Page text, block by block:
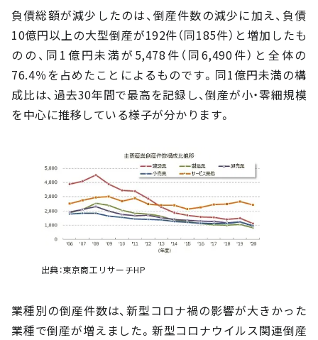
負債総額が減少したのは、倒産件数の減少に加え、負債
10億円以上の大型倒産が192件（同185件）と増加したも
のの、同1億円未満が5,478件（同6,490件）と全体の
76.4％を占めたことによるものです。同1億円未満の構
成比は、過去30年間で最高を記録し、倒産が小・零細規模
を中心に推移している様子が分かります。
出典：東京商工リサーチHP
業種別の倒産件数は、新型コロナ禍の影響が大きかった
業種で倒産が増えました。新型コロナウイルス関連倒産